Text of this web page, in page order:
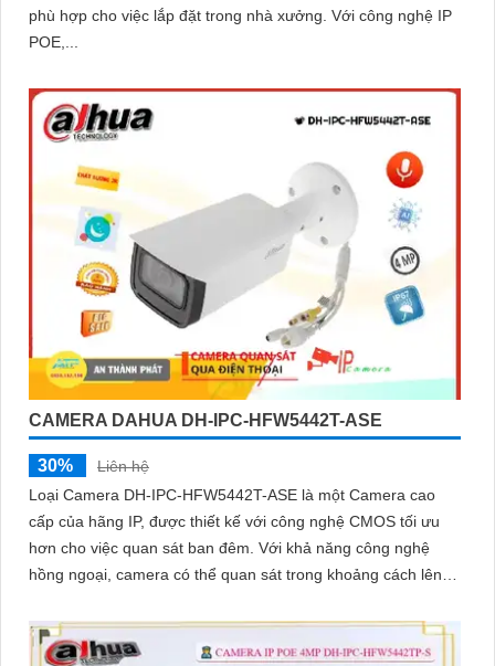
phù hợp cho việc lắp đặt trong nhà xưởng. Với công nghệ IP
POE,...
CAMERA DAHUA DH-IPC-HFW5442T-ASE
30%
Liên hệ
Loại Camera DH-IPC-HFW5442T-ASE là một Camera cao
cấp của hãng IP, được thiết kế với công nghệ CMOS tối ưu
hơn cho việc quan sát ban đêm. Với khả năng công nghệ
hồng ngoại, camera có thể quan sát trong khoảng cách lên